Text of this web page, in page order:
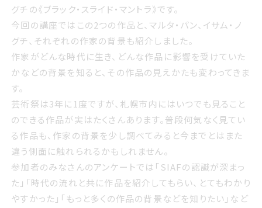
グチの《ブラック・スライド・マントラ》です。
今回の講座ではこの2つの作品と、マルタ・パン、イサム・ノ
グチ、それぞれの作家の背景も紹介しました。
作家がどんな時代に生き、どんな作品に影響を受けていた
かなどの背景を知ると、その作品の見えかたも変わってきま
す。
芸術祭は3年に1度ですが、札幌市内にはいつでも見ること
のできる作品が実はたくさんあります。普段何気なく見てい
る作品も、作家の背景を少し調べてみると今までとはまた
違う側面に触れられるかもしれません。
参加者のみなさんのアンケートでは「SIAFの認識が深まっ
た」「時代の流れと共に作品を紹介してもらい、とてもわかり
やすかった」「もっと多くの作品の背景などを知りたい」など